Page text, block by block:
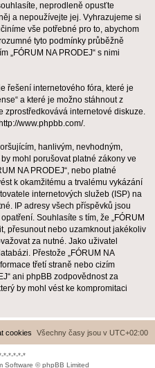
neprodleně opusťte
a nepoužívejte jej. Vyhrazujeme si
vše potřebné pro to, abychom
tyto podmínky průběžně
„FÓRUM NA PRODEJ“ s nimi
řešení internetového fóra, které je
“ a které je možno stáhnout z
zprostředkovává internetové diskuze.
http://www.phpbb.com/.
hanlivým, nevhodným,
mohl porušovat platné zákony ve
NA PRODEJ“, nebo platné
k okamžitému a trvalému vykázání
internetových služeb (ISP) na
IP adresy všech příspěvků jsou
Souhlasíte s tím, že „FÓRUM
přesunout nebo uzamknout jakékoliv
za nutné. Jako uživatel
Přestože „FÓRUM NA
třetí straně nebo cizím
ani phpBB zodpovědnost za
by mohl vést ke kompromitaci
Všechny časy jsou v UTC+02:00
cookies
*-*-*-*-*
Software © phpBB Limited